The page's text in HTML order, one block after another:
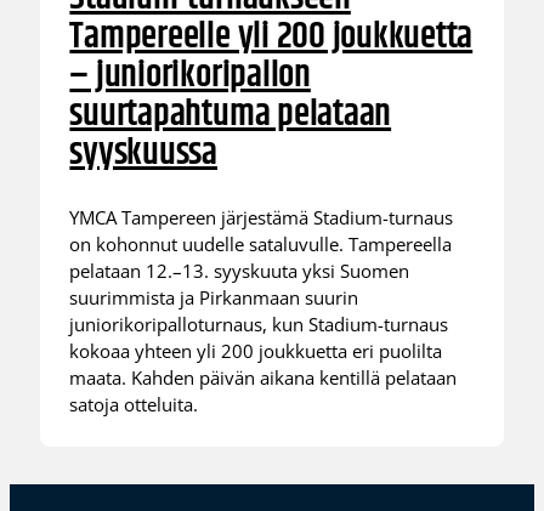
Tampereelle yli 200 joukkuetta
– juniorikoripallon
suurtapahtuma pelataan
syyskuussa
YMCA Tampereen järjestämä Stadium-turnaus
on kohonnut uudelle sataluvulle. Tampereella
pelataan 12.–13. syyskuuta yksi Suomen
suurimmista ja Pirkanmaan suurin
juniorikoripalloturnaus, kun Stadium-turnaus
kokoaa yhteen yli 200 joukkuetta eri puolilta
maata. Kahden päivän aikana kentillä pelataan
satoja otteluita.